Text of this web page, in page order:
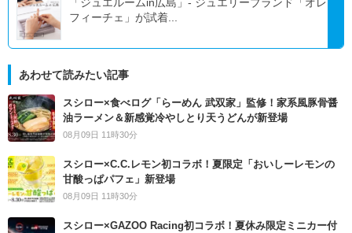
フィーチェ」が試着...
あわせて読みたい記事
スシロー×食べログ「らーめん 武双家」監修！家系風豚骨醤
油ラーメン＆新感覚冷やしとり天うどんが新登場
08月09日 11時30分
スシロー×C.C.レモン初コラボ！夏限定「おいしーレモンの
甘酸っぱパフェ」新登場
08月09日 11時30分
スシロー×GAZOO Racing初コラボ！夏休み限定ミニカー付